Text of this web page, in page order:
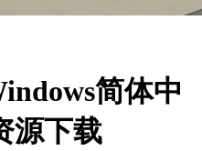
简体中
源下载